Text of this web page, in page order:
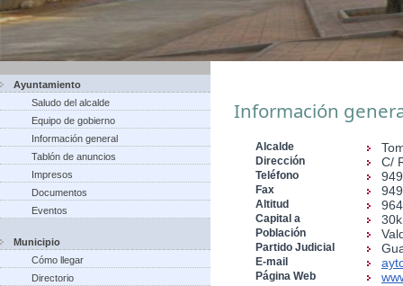
Ayuntamiento
Saludo del alcalde
Equipo de gobierno
Información general
Tablón de anuncios
Impresos
Documentos
Eventos
Municipio
Cómo llegar
Directorio
Información
Alcalde
Dirección C/
Teléfono
Fax
Altitud
Capital a
Población
Partido Judicial
E-mail
Página Web